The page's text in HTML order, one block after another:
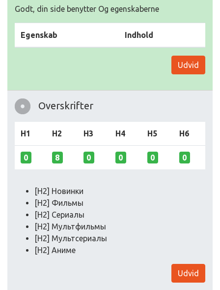
Godt, din side benytter Og egenskaberne
Egenskab Indhold
Udvid
Overskrifter
H1 H2 H3 H4 H5 H6
0 8 0 0 0 0
[H2] Новинки
[H2] Фильмы
[H2] Сериалы
[H2] Мультфильмы
[H2] Мультсериалы
[H2] Аниме
Udvid